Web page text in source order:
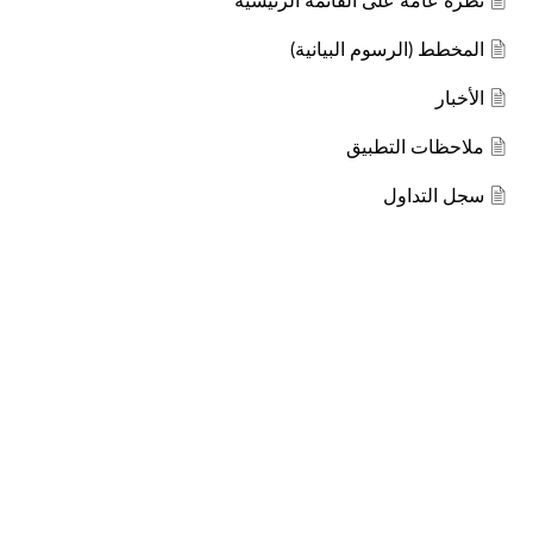
المخطط (الرسوم البيانية)
الأخبار
ملاحظات التطبيق
سجل التداول